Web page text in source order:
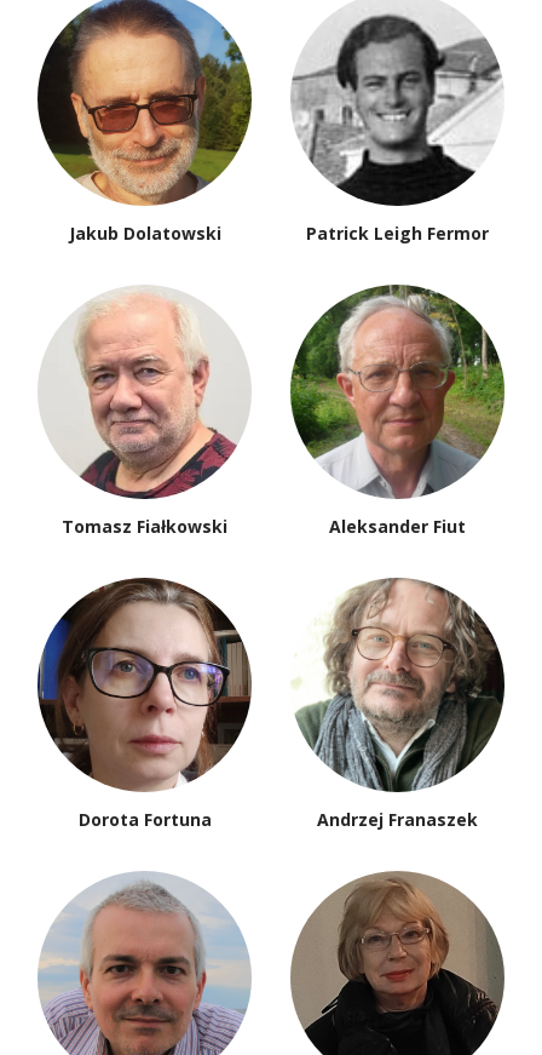
Jakub Dolatowski Patrick Leigh Fermor
Tomasz Fiałkowski Aleksander Fiut
Dorota Fortuna Andrzej Franaszek